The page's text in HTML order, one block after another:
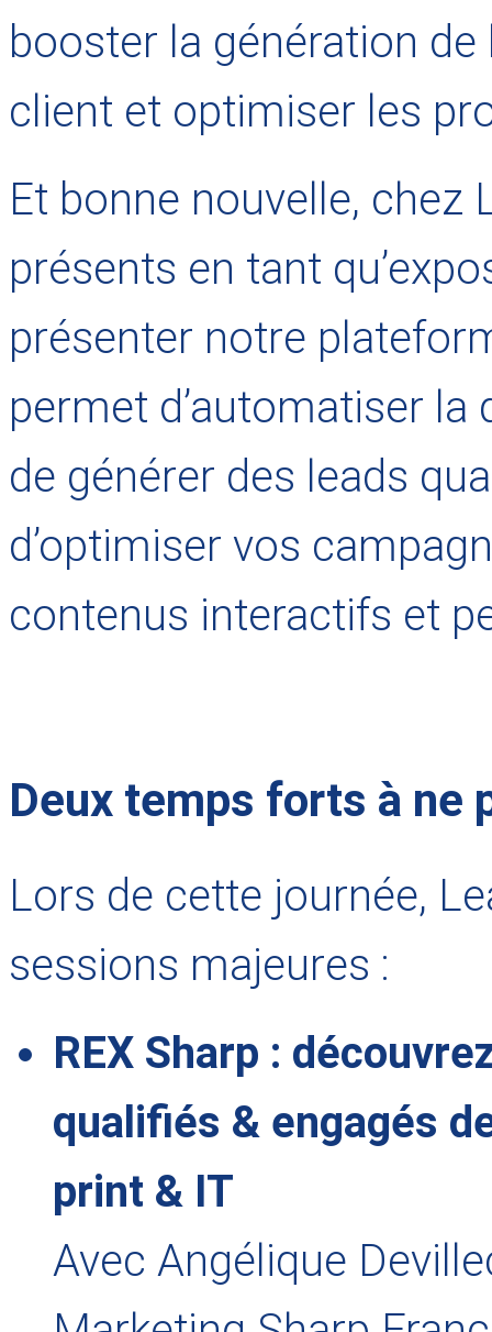
booster la génération de
client et optimiser les
Et bonne nouvelle, chez
présents en tant
présenter notre
permet d’automatiser
de générer des leads
d’optimiser vos
contenus interactifs et
Deux temps forts à ne
Lors de cette journée,
sessions majeures :
REX Sharp :
qualifiés & engagés
print & IT
Avec Angélique